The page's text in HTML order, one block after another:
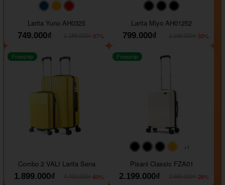
#093f69#ffa500
Larita Yuno AH0325
749.000₫
-37%
#000000#000000
Larita Miyo AH01252
799.000₫
-33%
Freeship
Combo 2 VALI Larita Sena
1.899.000₫
-60%
#000000#000000#000000
+1
Freeship
Pisani Classic FZA01
2.199.000₫
-26%